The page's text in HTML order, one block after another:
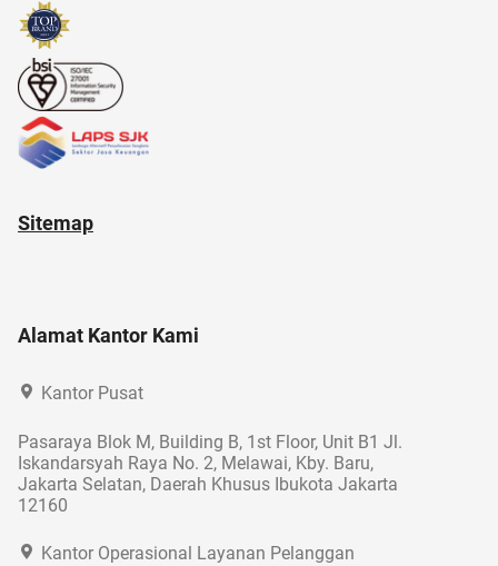
Sitemap
Alamat Kantor Kami
Kantor Pusat
Pasaraya Blok M, Building B, 1st Floor, Unit B1 Jl.
Iskandarsyah Raya No. 2, Melawai, Kby. Baru,
Jakarta Selatan, Daerah Khusus Ibukota Jakarta
12160
Kantor Operasional Layanan Pelanggan